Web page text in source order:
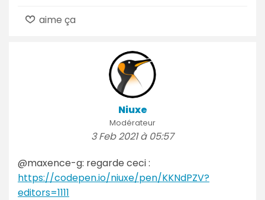
aime ça
Niuxe
Modérateur
3 Feb 2021 à 05:57
@maxence-g: regarde ceci :
https://codepen.io/niuxe/pen/KKNdPZV?
editors=1111